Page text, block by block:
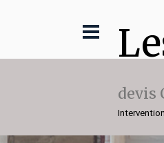
devis